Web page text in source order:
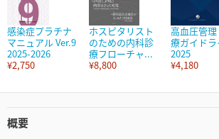
感染症プラチナ
マニュアル Ver.9
2025-2026
¥2,750
ホスピタリスト
のための内科診
療フローチャ...
¥8,800
高血圧管
療ガイドラ
2025
¥4,180
概要